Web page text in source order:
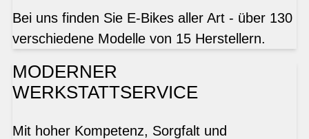
Bei uns finden Sie E-Bikes aller Art - über 130
verschiedene Modelle von 15 Herstellern.
MODERNER
WERKSTATTSERVICE
Mit hoher Kompetenz, Sorgfalt und